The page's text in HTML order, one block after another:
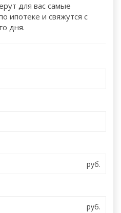
для вас самые
ипотеке и свяжутся с
дня.